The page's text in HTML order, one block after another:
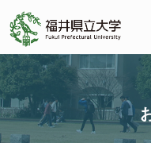
エンターキーで、ナビゲーション